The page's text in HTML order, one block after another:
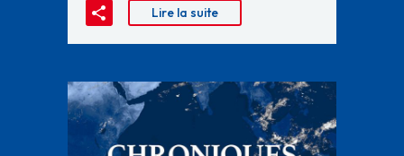
Lire la suite